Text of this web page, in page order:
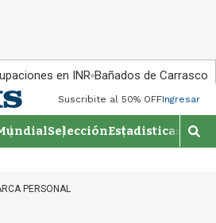
en INR Bañados de Carrasco
Suscribite al 50% OFFIngresar
SelecciónEstadisticas
M
o
PERSONAL